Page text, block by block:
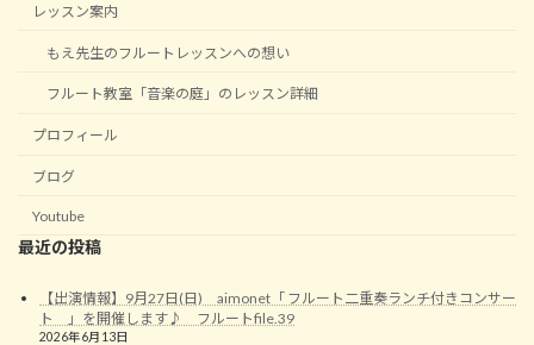
レッスン案内
もえ先生のフルートレッスンへの想い
フルート教室「音楽の庭」のレッスン詳細
プロフィール
ブログ
Youtube
最近の投稿
【出演情報】9月27日(日) aimonet「 フルート二重奏ランチ付きコンサー
ト 」を開催します♪ フルートfile.39
2026年6月13日